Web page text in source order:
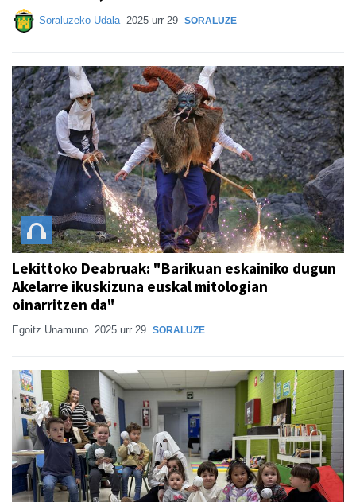
Soraluzeko Udala 2025 urr 29 SORALUZE
Lekittoko Deabruak: "Barikuan eskainiko dugun
Akelarre ikuskizuna euskal mitologian
oinarritzen da"
Egoitz Unamuno 2025 urr 29 SORALUZE